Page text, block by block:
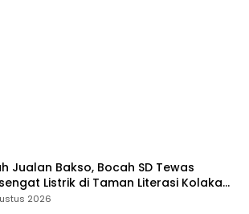
Jualan Bakso, Bocah SD Tewas
Listrik di Taman Literasi Kolaka
2026